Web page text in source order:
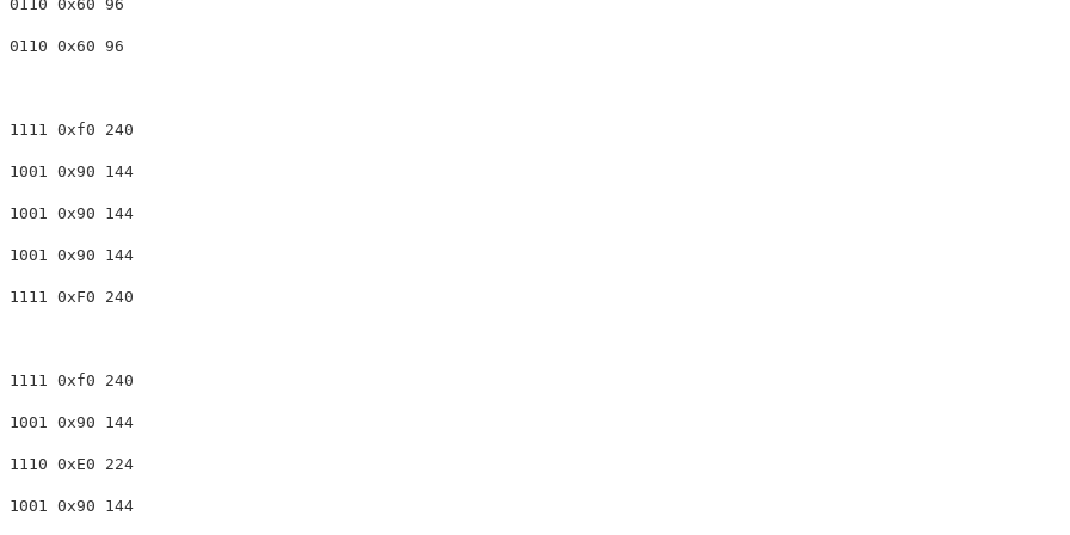
0110 0x60 96
0110 0x60 96
1111 0xf0 240
1001 0x90 144
1001 0x90 144
1001 0x90 144
1111 0xF0 240
1111 0xf0 240
1001 0x90 144
1110 0xE0 224
1001 0x90 144